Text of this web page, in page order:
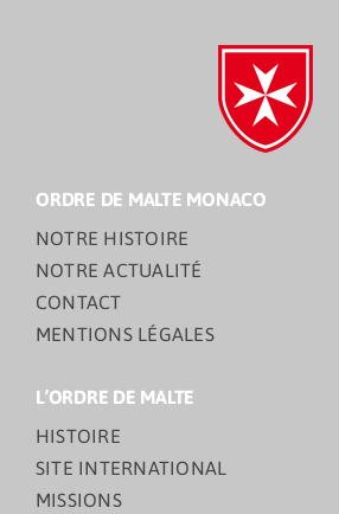
ORDRE DE MALTE MONACO
NOTRE HISTOIRE
NOTRE ACTUALITÉ
CONTACT
MENTIONS LÉGALES
L’ORDRE DE MALTE
HISTOIRE
SITE INTERNATIONAL
MISSIONS